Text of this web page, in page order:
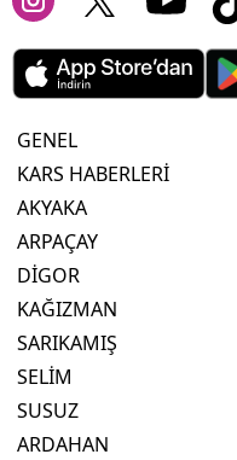
GENEL
KARS HABERLERİ
AKYAKA
ARPAÇAY
DİGOR
KAĞIZMAN
SARIKAMIŞ
SELİM
SUSUZ
ARDAHAN